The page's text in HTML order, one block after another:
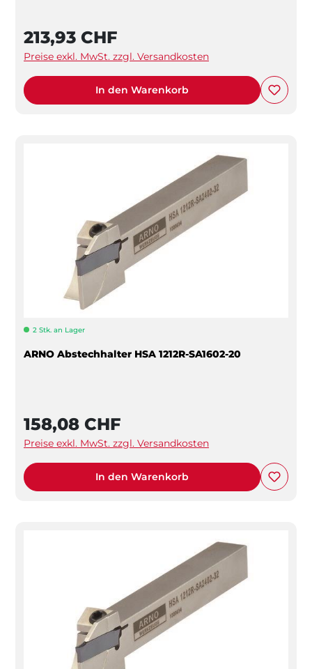
213,93 CHF
Preise exkl. MwSt. zzgl. Versandkosten
In den Warenkorb
2 Stk. an Lager
ARNO Abstechhalter HSA 1212R-SA1602-20
158,08 CHF
Preise exkl. MwSt. zzgl. Versandkosten
In den Warenkorb